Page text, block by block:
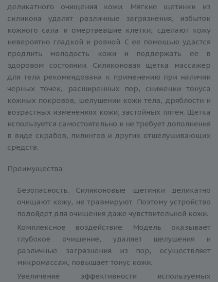
деликатного очищения кожи. Мягкие щетинки из
силикона удалят различные загрязнения, избыток
кожного сала и омертвевшие клетки, сделают кожу
невероятно гладкой и ровной. С ее помощью удастся
продлить молодость кожи и поддержать ее в
здоровом состоянии. Силиконовая щетка массажер
для тела рекомендована к применению при наличии
черных точек, расширенных пор, снижении тонуса
кожных покровов, шелушении кожи тела, дряблости и
возрастных изменениях кожи, застойных пятен. Щетка
используется самостоятельно и не требует дополнения
в виде скрабов, пилингов и других отшелушивающих
средств.
Преимущества:
Безопасность. Силиконовые щетинки деликатно
очищают кожу, не травмируют. Поэтому устройство
подойдет для очищения даже чувствительной кожи.
Комплексное воздействие. Модель оказывает
глубокое очищение, удаляет шелушения и
различные загрязнения из пор, осуществляет
микромассаж, повышает тонус кожи.
Увеличение эффективности используемых